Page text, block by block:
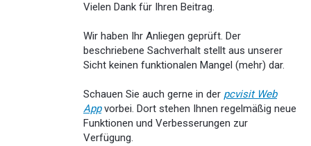
Vielen Dank für Ihren Beitrag.
Wir haben Ihr Anliegen geprüft. Der
beschriebene Sachverhalt stellt aus unserer
Sicht keinen funktionalen Mangel (mehr) dar.
Schauen Sie auch gerne in der pcvisit Web
Appvorbei. Dort stehen Ihnen regelmäßig neue
Funktionen und Verbesserungen zur
Verfügung.